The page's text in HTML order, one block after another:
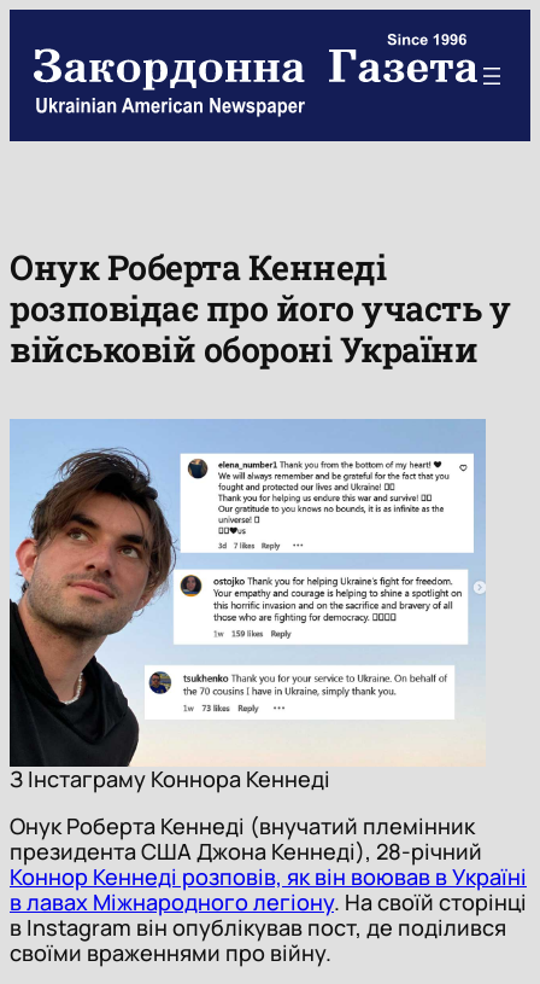
content
Онук Роберта Кеннеді
розповідає про його участь у
військовій обороні України
З Інстаграму Коннора Кеннеді
Онук Роберта Кеннеді (внучатий племінник
президента США Джона Кеннеді), 28-річний
Коннор Кеннеді розповів, як він воював в Україні
в лавах Міжнародного легіону. На своїй сторінці
в Instagram він опублікував пост, де поділився
своїми враженнями про війну.